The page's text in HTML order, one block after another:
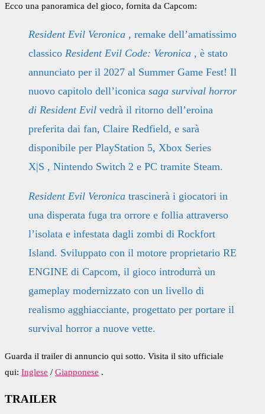
Ecco una panoramica del gioco, fornita da Capcom:
Resident Evil Veronica , remake dell’amatissimo
classico Resident Evil Code: Veronica , è stato
annunciato per il 2027 al Summer Game Fest! Il
nuovo capitolo dell’iconica saga survival horror
di Resident Evil vedrà il ritorno dell’eroina
preferita dai fan, Claire Redfield, e sarà
disponibile per PlayStation 5, Xbox Series
X|S , Nintendo Switch 2 e PC tramite Steam.
Resident Evil Veronica trascinerà i giocatori in
una disperata fuga tra orrore e follia attraverso
l’isolata e infestata dagli zombi di Rockfort
Island. Sviluppato con il motore proprietario RE
ENGINE di Capcom, il gioco introdurrà un
gameplay modernizzato con un livello di
realismo agghiacciante, progettato per portare il
survival horror a nuove vette.
Guarda il trailer di annuncio qui sotto. Visita il sito ufficiale
qui: Inglese / Giapponese .
TRAILER